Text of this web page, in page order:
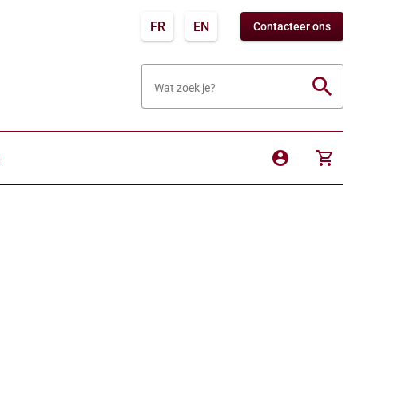
FR EN Contacteer ons
Wat zoek je? search
account_circle shopping_cart